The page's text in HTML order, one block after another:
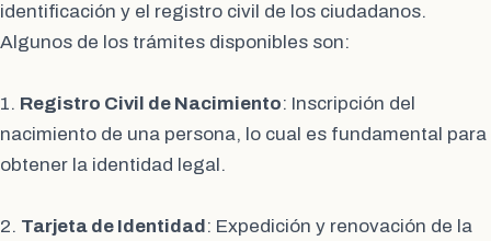
identificación y el registro civil de los ciudadanos.
Algunos de los trámites disponibles son:
1. Registro Civil de Nacimiento: Inscripción del
nacimiento de una persona, lo cual es fundamental para
obtener la identidad legal.
2. Tarjeta de Identidad : Expedición y renovación de la